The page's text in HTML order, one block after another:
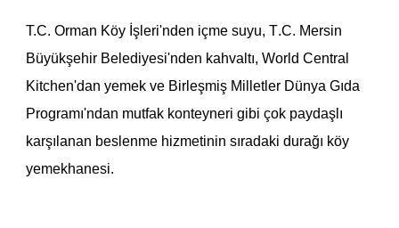
T.C.Orman Köy İşleri'nden içme suyu, T.C. Mersin
Büyükşehir Belediyesi'nden kahvaltı, World Central
Kitchen'dan yemek ve Birleşmiş Milletler Dünya Gıda
Programı'ndan mutfak konteyneri gibi çok paydaşlı
karşılanan beslenme hizmetinin sıradaki durağı köy
yemekhanesi.